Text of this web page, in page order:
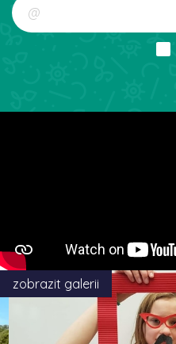
zobrazit galerii